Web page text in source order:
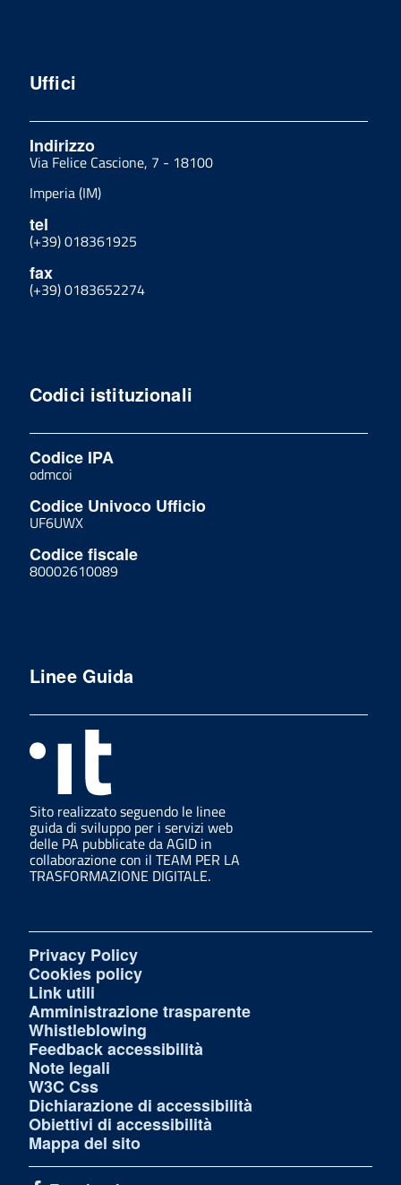
Uffici
Indirizzo
Via Felice Cascione, 7 - 18100
Imperia (IM)
tel
(+39) 018361925
fax
(+39) 0183652274
Codici istituzionali
Codice IPA
odmcoi
Codice Univoco Ufficio
UF6UWX
Codice fiscale
80002610089
Linee Guida
Sito realizzato seguendo le linee
guida di sviluppo per i servizi web
delle PA pubblicate da AGID in
collaborazione con il TEAM PER LA
TRASFORMAZIONE DIGITALE.
Privacy Policy
Cookies policy
Link utili
Amministrazione trasparente
Whistleblowing
Feedback accessibilità
Note legali
W3C Css
Dichiarazione di accessibilità
Obiettivi di accessibilità
Mappa del sito